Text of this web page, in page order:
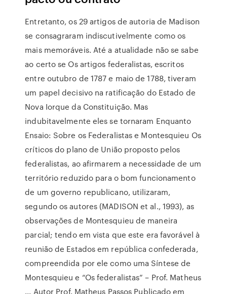
Entretanto, os 29 artigos de autoria de Madison
se consagraram indiscutivelmente como os
mais memoráveis. Até a atualidade não se sabe
ao certo se Os artigos federalistas, escritos
entre outubro de 1787 e maio de 1788, tiveram
um papel decisivo na ratificação do Estado de
Nova Iorque da Constituição. Mas
indubitavelmente eles se tornaram Enquanto
Ensaio: Sobre os Federalistas e Montesquieu Os
críticos do plano de União proposto pelos
federalistas, ao afirmarem a necessidade de um
território reduzido para o bom funcionamento
de um governo republicano, utilizaram,
segundo os autores (MADISON et al., 1993), as
observações de Montesquieu de maneira
parcial; tendo em vista que este era favorável à
reunião de Estados em república confederada,
compreendida por ele como uma Síntese de
Montesquieu e “Os federalistas” – Prof. Matheus
... Autor Prof. Matheus Passos Publicado em